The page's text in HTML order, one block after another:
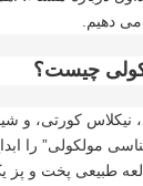
دهیم.
چیست؟
نیکلاس کورتی، و
مولکولی” را
طبیعی پخت و